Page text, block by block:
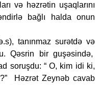
və həzrətin uşaqlarını
bağlı halda onun
tanınmaz surətdə və
Qəsrin bir guşəsində,
soruşdu: “ O, kim idi ki,
Həzrət Zeynəb cavab